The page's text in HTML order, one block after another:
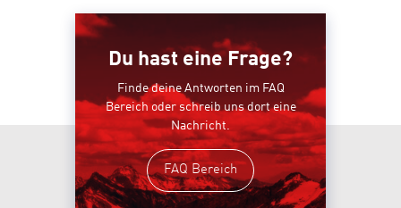
Du hast eine Frage?
Finde deine Antworten im FAQ
Bereich oder schreib uns dort eine
Nachricht.
FAQ Bereich